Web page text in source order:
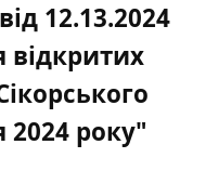
12.13.2024
2024 року"